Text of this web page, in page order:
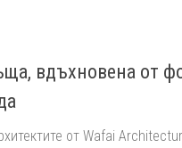
вдъхновена от
от Wafai